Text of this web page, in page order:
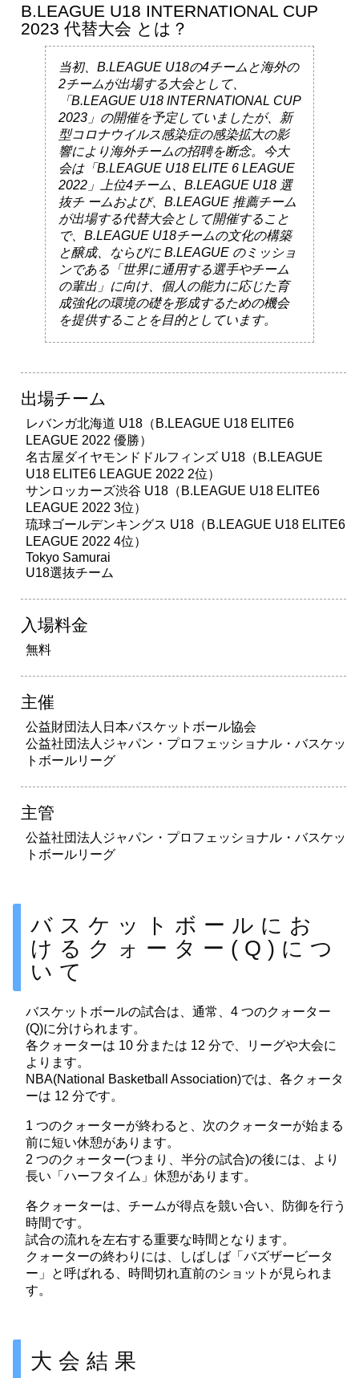
B.LEAGUE U18 INTERNATIONAL CUP
2023 代替大会 とは？
当初、B.LEAGUE U18の4チームと海外の
2チームが出場する大会として、
「B.LEAGUE U18 INTERNATIONAL CUP
2023」の開催を予定していましたが、新
型コロナウイルス感染症の感染拡大の影
響により海外チームの招聘を断念。今大
会は「B.LEAGUE U18 ELITE 6 LEAGUE
2022」上位4チーム、B.LEAGUE U18 選
抜チ ームおよび、B.LEAGUE 推薦チーム
が出場する代替大会として開催すること
で、B.LEAGUE U18チームの文化の構築
と醸成、ならびに B.LEAGUE のミッショ
ンである「世界に通用する選手やチーム
の輩出」に向け、個人の能力に応じた育
成強化の環境の礎を形成するための機会
を提供することを目的としています。
出場チーム
レバンガ北海道 U18（B.LEAGUE U18 ELITE6
LEAGUE 2022 優勝）
名古屋ダイヤモンドドルフィンズ U18（B.LEAGUE
U18 ELITE6 LEAGUE 2022 2位）
サンロッカーズ渋谷 U18（B.LEAGUE U18 ELITE6
LEAGUE 2022 3位）
琉球ゴールデンキングス U18（B.LEAGUE U18 ELITE6
LEAGUE 2022 4位）
Tokyo Samurai
U18選抜チーム
入場料金
無料
主催
公益財団法人日本バスケットボール協会
公益社団法人ジャパン・プロフェッショナル・バスケッ
トボールリーグ
主管
公益社団法人ジャパン・プロフェッショナル・バスケッ
トボールリーグ
バスケットボールにお
けるクォーター(Q)につ
いて
バスケットボールの試合は、通常、4 つのクォーター
(Q)に分けられます。
各クォーターは 10 分または 12 分で、リーグや大会に
よります。
NBA(National Basketball Association)では、各クォータ
ーは 12 分です。
1 つのクォーターが終わると、次のクォーターが始まる
前に短い休憩があります。
2 つのクォーター(つまり、半分の試合)の後には、より
長い「ハーフタイム」休憩があります。
各クォーターは、チームが得点を競い合い、防御を行う
時間です。
試合の流れを左右する重要な時間となります。
クォーターの終わりには、しばしば「バズザービータ
ー」と呼ばれる、時間切れ直前のショットが見られま
す。
大会結果